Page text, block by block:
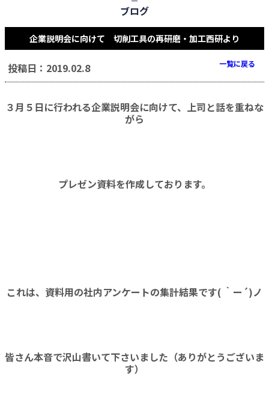
ブログ
企業説明会に向けて 切削工具の再研磨・加工西研より
投稿日：2019.02.8 一覧に戻る
３月５日に行われる企業説明会に向けて、上司と話を重ねな
がら
プレゼン資料を作成しております。
これは、資料用の社内アンケートの集計結果です( ｀ー´)ノ
皆さん本音で沢山書いて下さいました（ありがとうございま
す）